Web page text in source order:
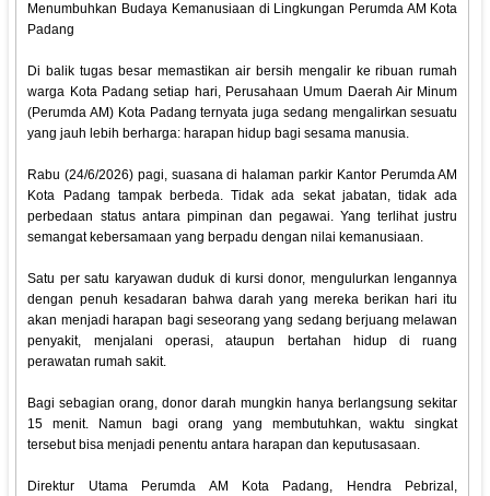
Menumbuhkan Budaya Kemanusiaan di Lingkungan Perumda AM Kota
Padang
Di balik tugas besar memastikan air bersih mengalir ke ribuan rumah
warga Kota Padang setiap hari, Perusahaan Umum Daerah Air Minum
(Perumda AM) Kota Padang ternyata juga sedang mengalirkan sesuatu
yang jauh lebih berharga: harapan hidup bagi sesama manusia.
Rabu (24/6/2026) pagi, suasana di halaman parkir Kantor Perumda AM
Kota Padang tampak berbeda. Tidak ada sekat jabatan, tidak ada
perbedaan status antara pimpinan dan pegawai. Yang terlihat justru
semangat kebersamaan yang berpadu dengan nilai kemanusiaan.
Satu per satu karyawan duduk di kursi donor, mengulurkan lengannya
dengan penuh kesadaran bahwa darah yang mereka berikan hari itu
akan menjadi harapan bagi seseorang yang sedang berjuang melawan
penyakit, menjalani operasi, ataupun bertahan hidup di ruang
perawatan rumah sakit.
Bagi sebagian orang, donor darah mungkin hanya berlangsung sekitar
15 menit. Namun bagi orang yang membutuhkan, waktu singkat
tersebut bisa menjadi penentu antara harapan dan keputusasaan.
Direktur Utama Perumda AM Kota Padang, Hendra Pebrizal,